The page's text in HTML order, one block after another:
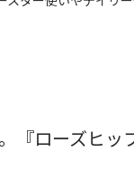
『ローズヒッ